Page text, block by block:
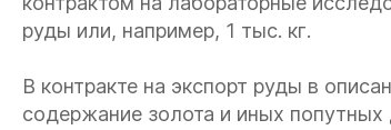
руды или, например, 1 тыс. кг.
В контракте на экспорт руды в
содержание золота и иных